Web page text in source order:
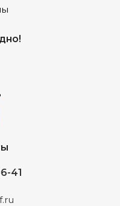
41